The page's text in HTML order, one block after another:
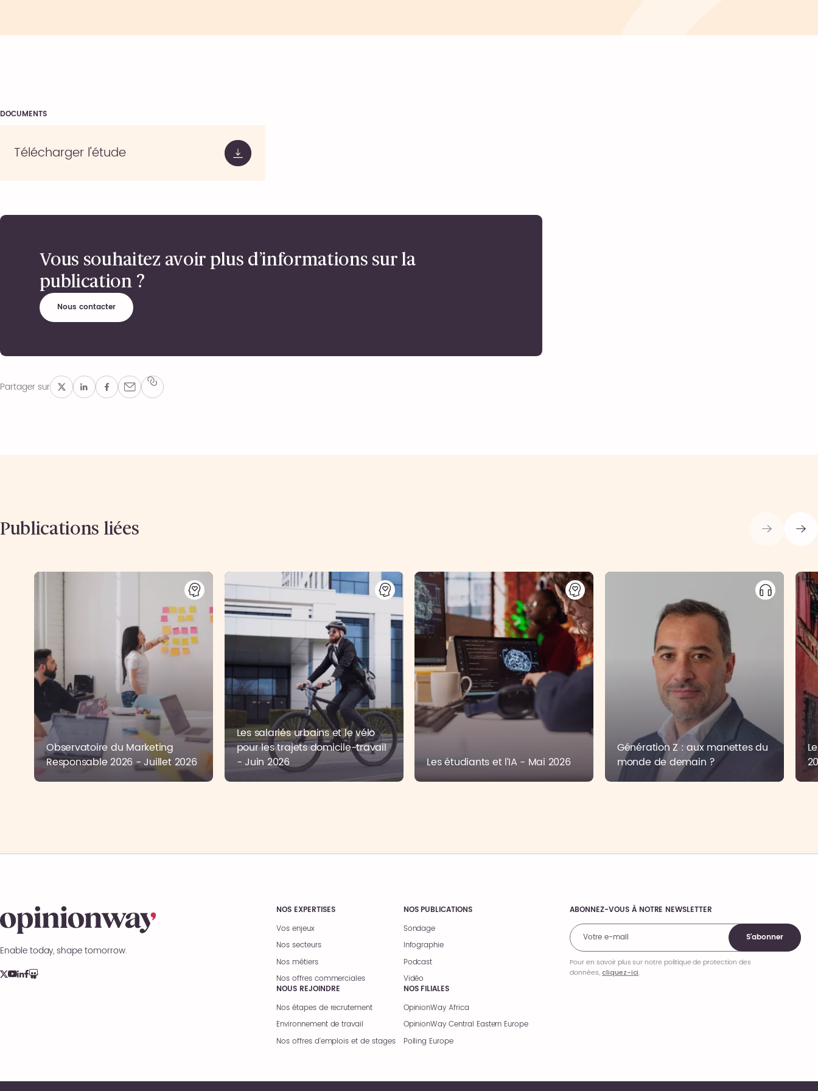
DOCUMENTS
Télécharger l'étude
Vous souhaitez avoir plus d’informations sur la
publication ?
Nous contacter
Partager sur
Publications liées
Observatoire du Marketing
Responsable 2026 - Juillet 2026
Les salariés urbains et le vélo
pour les trajets domicile-travail
- Juin 2026
Les étudiants et l’IA - Mai 2026
Génération Z : aux manettes du
monde de demain ?
Enable today, shape tomorrow.
NOS EXPERTISES
Vos enjeux
Nos secteurs
Nos métiers
Nos offres commerciales
NOS PUBLICATIONS
Sondage
Infographie
Podcast
Vidéo
NOUS REJOINDRE
Nos étapes de recrutement
Environnement de travail
Nos offres d’emplois et de stages
NOS FILIALES
OpinionWay Africa
OpinionWay Central Eastern Europe
Polling Europe
Comments
ABONNEZ-VOUS À NOTRE NEWSLETTER
S'abonner
Pour en savoir plus sur notre politique de protection des
données,cliquez-ici.